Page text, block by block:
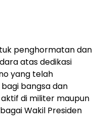
penghormatan dan
atas dedikasi
yang telah
bangsa dan
di militer maupun
Wakil Presiden